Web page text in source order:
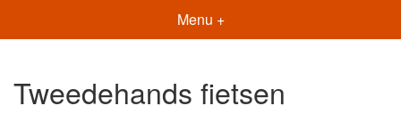
Menu +
Tweedehands fietsen